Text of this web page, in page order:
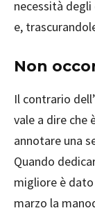
necessità
e,
Non
Il contrario
vale a dire che
annotare una
Quando
migliore è
marzo la